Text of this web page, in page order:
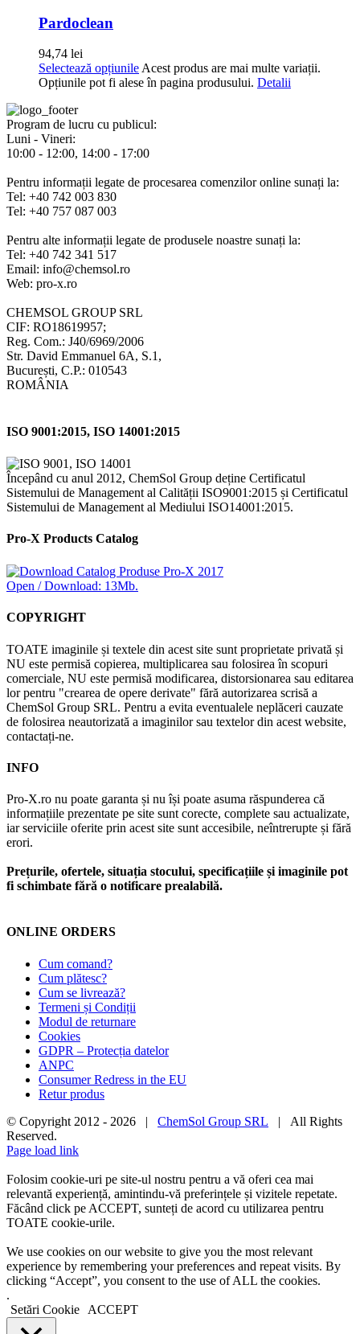
Pardoclean
94,74 lei
Selectează opțiunile Acest produs are mai multe variații.
Opțiunile pot fi alese în pagina produsului. Detalii
Program de lucru cu publicul:
Luni - Vineri:
10:00 - 12:00, 14:00 - 17:00
Pentru informații legate de procesarea comenzilor online sunați la:
Tel: +40 742 003 830
Tel: +40 757 087 003
Pentru alte informații legate de produsele noastre sunați la:
Tel: +40 742 341 517
Email: info@chemsol.ro
Web: pro-x.ro
CHEMSOL GROUP SRL
CIF: RO18619957;
Reg. Com.: J40/6969/2006
Str. David Emmanuel 6A, S.1,
București, C.P.: 010543
ROMÂNIA
ISO 9001:2015, ISO 14001:2015
Începând cu anul 2012, ChemSol Group deține Certificatul
Sistemului de Management al Calității ISO9001:2015 și Certificatul
Sistemului de Management al Mediului ISO14001:2015.
Pro-X Products Catalog
Open / Download: 13Mb.
COPYRIGHT
TOATE imaginile și textele din acest site sunt proprietate privată și
NU este permisă copierea, multiplicarea sau folosirea în scopuri
comerciale, NU este permisă modificarea, distorsionarea sau editarea
lor pentru "crearea de opere derivate" fără autorizarea scrisă a
ChemSol Group SRL. Pentru a evita eventualele neplăceri cauzate
de folosirea neautorizată a imaginilor sau textelor din acest website,
contactați-ne.
INFO
Pro-X.ro nu poate garanta și nu își poate asuma răspunderea că
informațiile prezentate pe site sunt corecte, complete sau actualizate,
iar serviciile oferite prin acest site sunt accesibile, neîntrerupte și fără
erori.
Prețurile, ofertele, situația stocului, specificațiile și imaginile pot
fi schimbate fără o notificare prealabilă.
ONLINE ORDERS
Cum comand?
Cum plătesc?
Cum se livrează?
Termeni și Condiții
Modul de returnare
Cookies
GDPR – Protecția datelor
ANPC
Consumer Redress in the EU
Retur produs
© Copyright 2012 - 2026 | ChemSol Group SRL | All Rights
Reserved.
Page load link
Folosim cookie-uri pe site-ul nostru pentru a vă oferi cea mai
relevantă experiență, amintindu-vă preferințele și vizitele repetate.
Făcând click pe ACCEPT, sunteți de acord cu utilizarea pentru
TOATE cookie-urile.
We use cookies on our website to give you the most relevant
experience by remembering your preferences and repeat visits. By
clicking “Accept”, you consent to the use of ALL the cookies.
.
Setări Cookie
ACCEPT